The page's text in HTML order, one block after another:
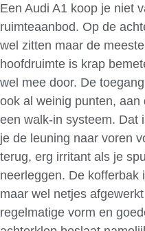
Een Audi A1 koop je niet
ruimteaanbod. Op de
wel zitten maar de
hoofdruimte is krap
wel mee door. De
ook al weinig punten,
een walk-in systeem. Dat
je de leuning naar voren
terug, erg irritant als je
neerleggen. De kofferbak
maar wel netjes
regelmatige vorm en